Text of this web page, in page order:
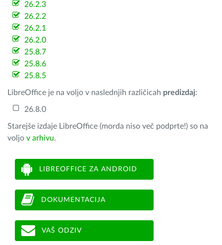
26.2.3
26.2.2
26.2.1
26.2.0
25.8.7
25.8.6
25.8.5
LibreOffice je na voljo v naslednjih različicah predizdaj:
26.8.0
Starejše izdaje LibreOffice (morda niso več podprte!) so na
voljo v arhivu.
LIBREOFFICE ZA ANDROID
DOKUMENTACIJA
VAŠ ODZIV